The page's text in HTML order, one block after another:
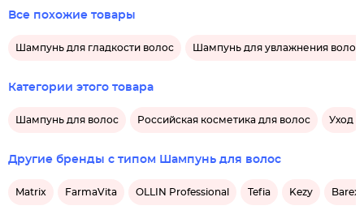
Все похожие товары
Шампунь для гладкости волос Шампунь для увлажнения волос
Категории этого товара
Шампунь для волос Российская косметика для волос Уход
Другие бренды с типом Шампунь для волос
Matrix FarmaVita OLLIN Professional Tefia Kezy Barex